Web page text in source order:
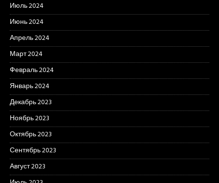
Июль 2024
Июнь 2024
Апрель 2024
Март 2024
Февраль 2024
Январь 2024
Декабрь 2023
Ноябрь 2023
Октябрь 2023
Сентябрь 2023
Август 2023